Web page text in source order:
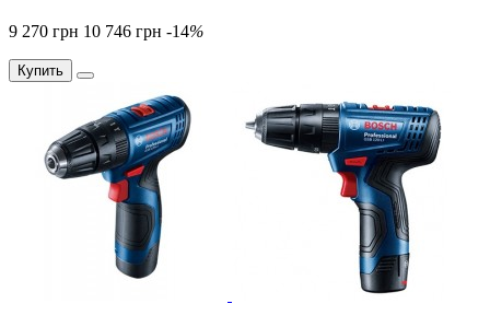
9 270 грн 10 746 грн -14%
Купить